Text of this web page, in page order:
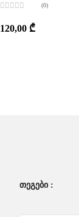
0 ,
5-
(0)
120,00 ₾
ᲗᲔᲒᲔᲑᲘ :